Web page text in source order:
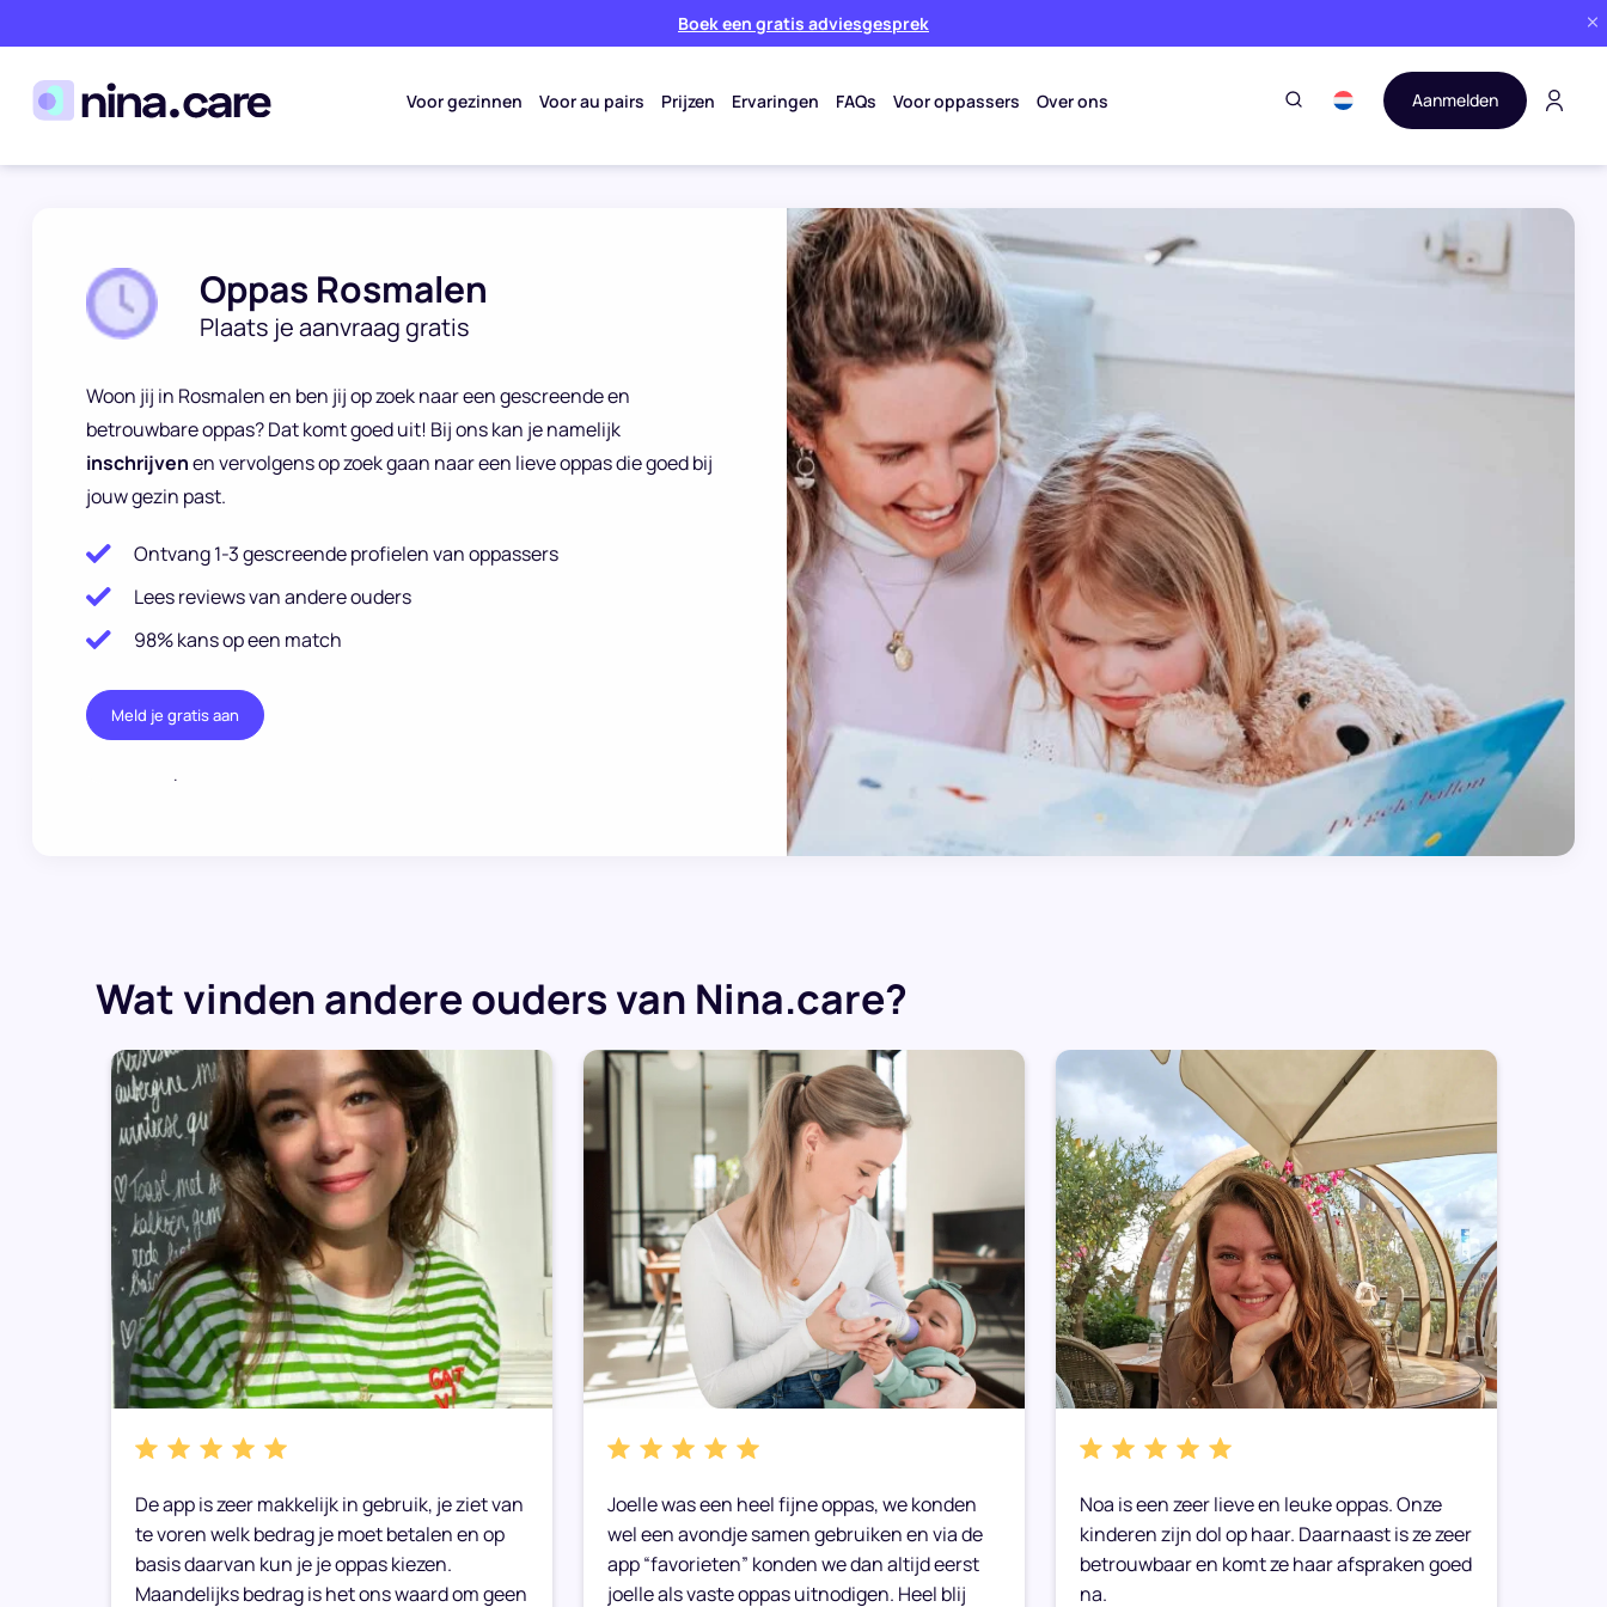
Boek een gratis adviesgesprek
Voor gezinnen Voor au pairs Prijzen Ervaringen FAQs Voor oppassers Over ons Aanmelden
Oppas Rosmalen
Plaats je aanvraag gratis
Woon jij in Rosmalen en ben jij op zoek naar een gescreende en
betrouwbare oppas? Dat komt goed uit! Bij ons kan je namelijk
inschrijvenen vervolgens op zoek gaan naar een lieve oppas die goed bij
jouw gezin past.
Ontvang 1-3 gescreende profielen van oppassers
Lees reviews van andere ouders
98% kans op een match
Meld je gratis aan
.
Wat vinden andere ouders van Nina.care?
De app is zeer makkelijk in gebruik, je ziet van
te voren welk bedrag je moet betalen en op
basis daarvan kun je je oppas kiezen.
Maandelijks bedrag is het ons waard om geen
Joelle was een heel fijne oppas, we konden
wel een avondje samen gebruiken en via de
app “favorieten” konden we dan altijd eerst
joelle als vaste oppas uitnodigen. Heel blij
Noa is een zeer lieve en leuke oppas. Onze
kinderen zijn dol op haar. Daarnaast is ze zeer
betrouwbaar en komt ze haar afspraken goed
na.